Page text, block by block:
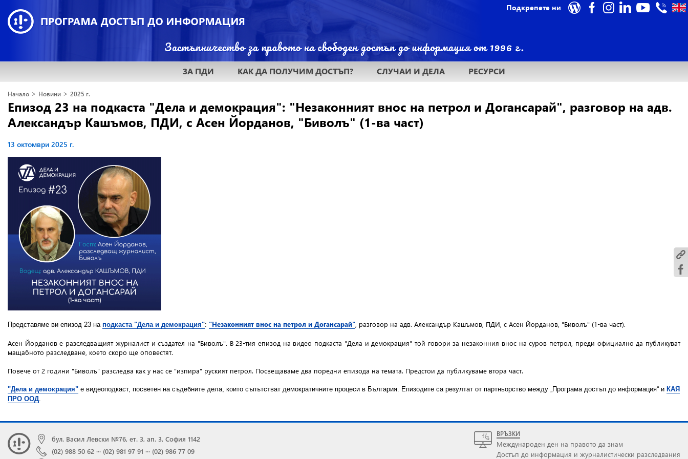
Подкрепете ни
ЗА ПДИ КАК ДА ПОЛУЧИМ ДОСТЪП? СЛУЧАИ И ДЕЛА РЕСУРСИ
Начало > Новини > 2025 г.
Епизод 23 на подкаста "Дела и демокрация": "Незаконният внос на петрол и Догансарай", разговор на адв.
Александър Кашъмов, ПДИ, с Асен Йорданов, "Биволъ" (1-ва част)
13 октомври 2025 г.
Представяме ви епизод 23 на подкаста "Дела и демокрация": "Незаконният внос на петрол и Догансарай" , разговор на адв. Александър Кашъмов, ПДИ, с Асен Йорданов, "Биволъ" (1-ва част).
Асен Йорданов e разследващият журналист и създател на "Биволъ". В 23-тия епизод на видео подкаста "Дела и демокрация" той говори за незаконния внос на суров петрoл, преди официално да публикуват
мащабното разследване, което скоро ще оповестят.
Повече от 2 години "Биволъ" разследва как у нас се "изпира" руският петрол. Посвещаваме два поредни епизода на темата. Предстои да публикуваме втора част.
"Дела и демокрация" e видеоподкаст, посветен на съдебните дела, които съпътстват демократичните процеси в България. Епизодите са резултат от партньорство между „Програма достъп до информация“ и КАЯ
ПРО ООД.
бул. Васил Левски №76, ет. 3, ап. 3, София 1142
(02) 988 50 62 ··· (02) 981 97 91 ··· (02) 986 77 09
ВРЪЗКИ
Международен ден на правото да знам
Достъп до информация и журналистически разследвания